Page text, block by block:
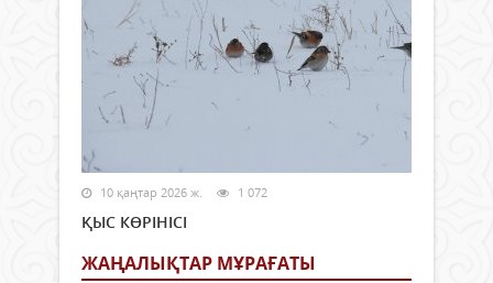
10 қаңтар 2026 ж. 1 072
ҚЫС КӨРІНІСІ
ЖАҢАЛЫҚТАР МҰРАҒАТЫ